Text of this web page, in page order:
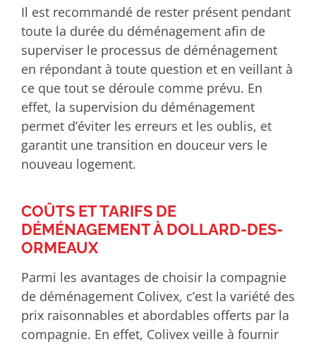
Il est recommandé de rester présent pendant
toute la durée du déménagement afin de
superviser le processus de déménagement
en répondant à toute question et en veillant à
ce que tout se déroule comme prévu. En
effet, la supervision du déménagement
permet d’éviter les erreurs et les oublis, et
garantit une transition en douceur vers le
nouveau logement.
COÛTS ET TARIFS DE
DÉMÉNAGEMENT À DOLLARD-DES-
ORMEAUX
Parmi les avantages de choisir la compagnie
de déménagement Colivex, c’est la variété des
prix raisonnables et abordables offerts par la
compagnie. En effet, Colivex veille à fournir